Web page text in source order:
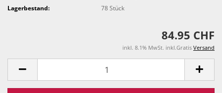
Lagerbestand:
78Stück
84.95 CHF
inkl. 8.1% MwSt. inkl.Gratis Versand